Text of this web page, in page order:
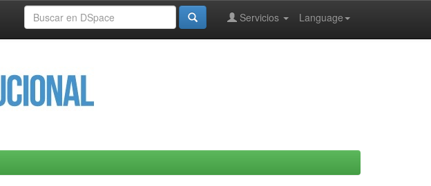
Language
Servicios